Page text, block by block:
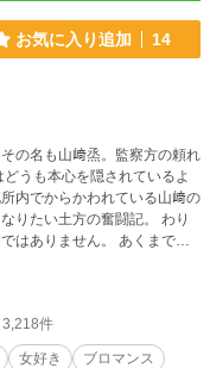
お気に入り追加 14
の名も山﨑烝。監察方の頼れ
うも本心を隠されているよ
内でからかわれている山﨑の
りたい土方の奮闘記。 わり
はありません。 あくまでも
です。 軽めの時代小説で
で更新いたします！ ★無
。絶対に許可しません。
3,218件
女好き
ブロマンス